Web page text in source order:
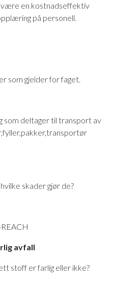
en kostnadseffektiv
på personell.
som gjelder for faget.
som deltager til transport av
skader gjør de?
avfall
stoff er farlig eller ikke?